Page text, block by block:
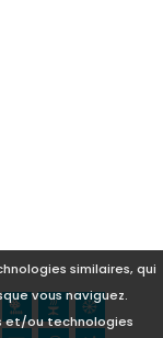
similaires, qui
vous naviguez.
et/ou technologies
canoë, kayak,
à voile et ski
(à moins